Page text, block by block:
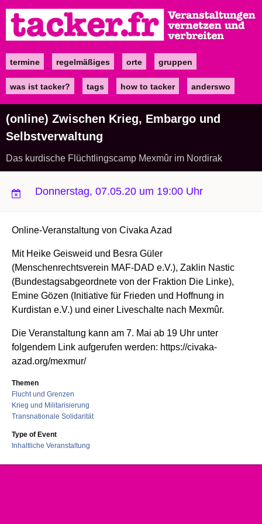
zum
Inhalt
Maintermine regelmäßiges orte gruppen
was ist tacker? tags how to tacker anderswo
(online) Zwischen Krieg, Embargo und
Selbstverwaltung
Das kurdische Flüchtlingscamp Mexmûr im Nordirak
Donnerstag, 07.05.20 um 19:00 Uhr
Online-Veranstaltung von Civaka Azad
Mit Heike Geisweid und Besra Güler
(Menschenrechtsverein MAF-DAD e.V.), Zaklin Nastic
(Bundestagsabgeordnete von der Fraktion Die Linke),
Emine Gözen (Initiative für Frieden und Hoffnung in
Kurdistan e.V.) und einer Liveschalte nach Mexmûr.
Die Veranstaltung kann am 7. Mai ab 19 Uhr unter
folgendem Link aufgerufen werden: https://civaka-
azad.org/mexmur/
Themen
Flucht und Grenzen
Krieg und Militarisierung
Transnationale Solidarität
Type of Event
Inhaltliche Veranstaltung